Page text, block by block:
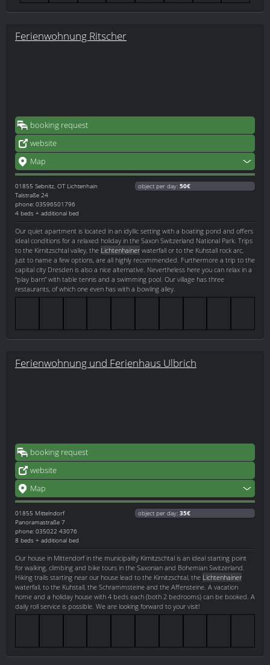
Ferienwohnung Ritscher
booking request
website
Map
01855 Sebnitz, OT Lichtenhain
Talstraße 24
phone: 03596501796
4 beds + additional bed
object per day: 50€
Our quiet apartment is located in an idyllic setting with a boating pond and offers
ideal conditions for a relaxed holiday in the Saxon Switzerland National Park. Trips
to the Kirnitzschtal valley, the Lichtenhainer waterfall or to the Kuhstall rock arc,
just to name a few options, are all highly recommended. Furthermore a trip to the
capital city Dresden is also a nice alternative. Nevertheless here you can relax in a
“play barn” with table tennis and a swimming pool. Our village has three
restaurants, of which one even has with a bowling alley.
Ferienwohnung und Ferienhaus Ulbrich
booking request
website
Map
01855 Mittelndorf
Panoramastraße 7
phone: 035022 43076
8 beds + additional bed
object per day: 35€
Our house in Mittendorf in the municipality Kirnitzschtal is an ideal starting point
for walking, climbing and bike tours in the Saxonian and Bohemian Switzerland.
Hiking trails starting near our house lead to the Kirnitzschtal, the Lichtenhainer
waterfall, to the Kuhstall, the Schrammsteine and the Affensteine. A vacation
home and a holiday house with 4 beds each (both 2 bedrooms) can be booked. A
daily roll service is possible. We are looking forward to your visit!